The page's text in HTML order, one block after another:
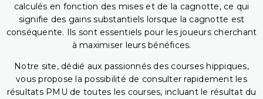
calculés en fonction des mises et de la cagnotte, ce qui
signifie des gains substantiels lorsque la cagnotte est
conséquente. Ils sont essentiels pour les joueurs cherchant
à maximiser leurs bénéfices.
Notre site, dédié aux passionnés des courses hippiques,
vous propose la possibilité de consulter rapidement les
résultats PMU de toutes les courses, incluant le résultat du